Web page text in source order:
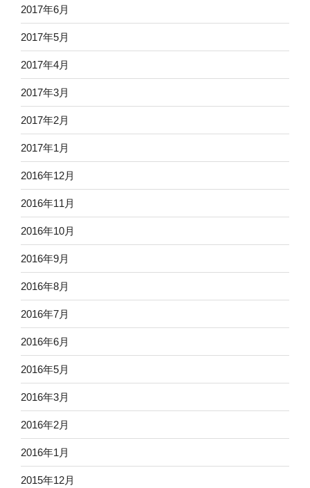
2017年6月
2017年5月
2017年4月
2017年3月
2017年2月
2017年1月
2016年12月
2016年11月
2016年10月
2016年9月
2016年8月
2016年7月
2016年6月
2016年5月
2016年3月
2016年2月
2016年1月
2015年12月